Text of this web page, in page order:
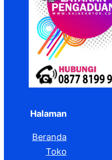
Halaman
Beranda
Toko